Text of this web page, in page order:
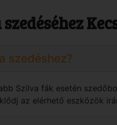
szedéshez?
Szilva fák esetén
az elérhető eszközök